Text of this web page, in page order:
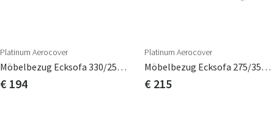
Platinum Aerocover
Möbelbezug Ecksofa 330/255X100cm
€ 194
Platinum Aerocover
Möbelbezug Ecksofa 275/355X100cm
€ 215